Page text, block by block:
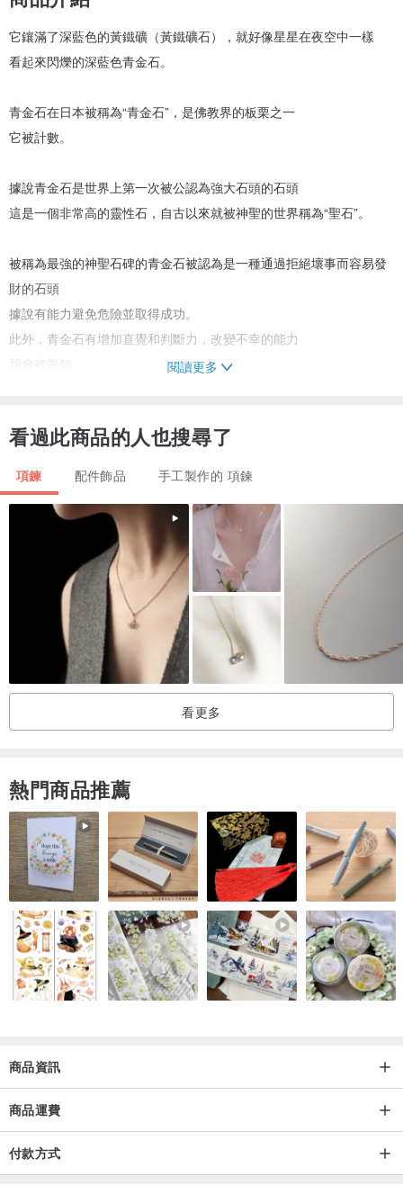
它鑲滿了深藍色的黃鐵礦（黃鐵礦石），就好像星星在夜空中一樣
看起來閃爍的深藍色青金石。
青金石在日本被稱為“青金石”，是佛教界的板栗之一
它被計數。
據說青金石是世界上第一次被公認為強大石頭的石頭
這是一個非常高的靈性石，自古以來就被神聖的世界稱為“聖石”。
被稱為最強的神聖石碑的青金石被認為是一種通過拒絕壞事而容易發
財的石頭
據說有能力避免危險並取得成功。
此外，青金石有增加直覺和判斷力，改變不幸的能力
我會被告知。
當你進入新世界時，它將是一個令人放心的盟友，你將有一個成功的
它會。
在這段時間裡，我將一顆優雅的粉紅蛋白石與青金石相結合。
它在一個可愛的吊墜上完成，搖動搖擺。
※這個項目不包括在鏈中。
它只出售給吊墜頂部。
材料：
尺寸：
【青金石】
尺寸垂直約1.4厘米寬約1.4厘米
銀座高約0.3厘米
【粉紅珍珠】
尺寸直徑約1.0厘米
銀座高約0.3厘米
【購物注意事項】
因為使用的石頭是天然的，裂縫/夾雜物等在自然狀態下是原樣傳遞
的。
閱讀更多
看過此商品的人也搜尋了
項鍊 配件飾品 手工製作的 項鍊
看更多
熱門商品推薦
商品資訊
商品運費
付款方式